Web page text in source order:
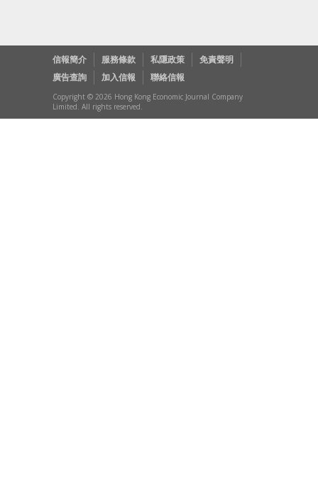
信報簡介 服務條款 私隱政策
免責聲明
廣告查詢
加入信報 聯絡信報
Copyright © 2026 Hong Kong Economic Journal Company
Limited. All rights reserved.